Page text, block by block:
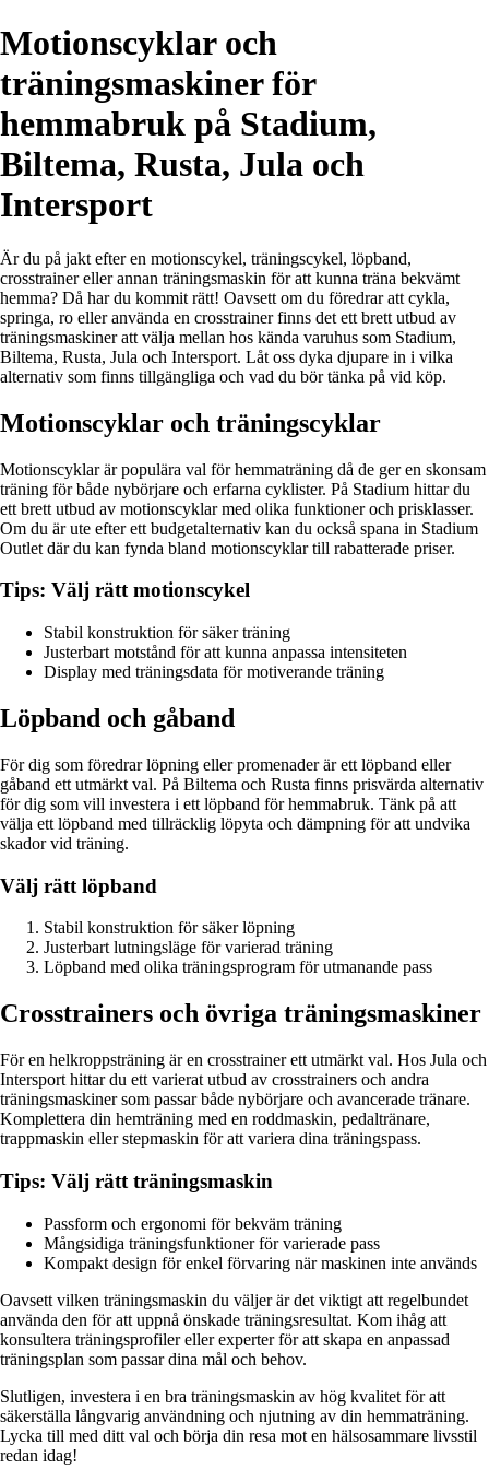
Motionscyklar och
träningsmaskiner för
hemmabruk på Stadium,
Biltema, Rusta, Jula och
Intersport
Är du på jakt efter en motionscykel, träningscykel, löpband,
crosstrainer eller annan träningsmaskin för att kunna träna bekvämt
hemma? Då har du kommit rätt! Oavsett om du föredrar att cykla,
springa, ro eller använda en crosstrainer finns det ett brett utbud av
träningsmaskiner att välja mellan hos kända varuhus som Stadium,
Biltema, Rusta, Jula och Intersport. Låt oss dyka djupare in i vilka
alternativ som finns tillgängliga och vad du bör tänka på vid köp.
Motionscyklar och träningscyklar
Motionscyklar är populära val för hemmaträning då de ger en skonsam
träning för både nybörjare och erfarna cyklister. På Stadium hittar du
ett brett utbud av motionscyklar med olika funktioner och prisklasser.
Om du är ute efter ett budgetalternativ kan du också spana in Stadium
Outlet där du kan fynda bland motionscyklar till rabatterade priser.
Tips: Välj rätt motionscykel
Stabil konstruktion för säker träning
Justerbart motstånd för att kunna anpassa intensiteten
Display med träningsdata för motiverande träning
Löpband och gåband
För dig som föredrar löpning eller promenader är ett löpband eller
gåband ett utmärkt val. På Biltema och Rusta finns prisvärda alternativ
för dig som vill investera i ett löpband för hemmabruk. Tänk på att
välja ett löpband med tillräcklig löpyta och dämpning för att undvika
skador vid träning.
Välj rätt löpband
Stabil konstruktion för säker löpning
Justerbart lutningsläge för varierad träning
Löpband med olika träningsprogram för utmanande pass
Crosstrainers och övriga träningsmaskiner
För en helkroppsträning är en crosstrainer ett utmärkt val. Hos Jula och
Intersport hittar du ett varierat utbud av crosstrainers och andra
träningsmaskiner som passar både nybörjare och avancerade tränare.
Komplettera din hemträning med en roddmaskin, pedaltränare,
trappmaskin eller stepmaskin för att variera dina träningspass.
Tips: Välj rätt träningsmaskin
Passform och ergonomi för bekväm träning
Mångsidiga träningsfunktioner för varierade pass
Kompakt design för enkel förvaring när maskinen inte används
Oavsett vilken träningsmaskin du väljer är det viktigt att regelbundet
använda den för att uppnå önskade träningsresultat. Kom ihåg att
konsultera träningsprofiler eller experter för att skapa en anpassad
träningsplan som passar dina mål och behov.
Slutligen, investera i en bra träningsmaskin av hög kvalitet för att
säkerställa långvarig användning och njutning av din hemmaträning.
Lycka till med ditt val och börja din resa mot en hälsosammare livsstil
redan idag!